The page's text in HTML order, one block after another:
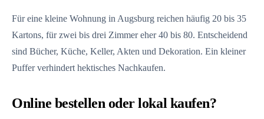
Für eine kleine Wohnung in Augsburg reichen häufig 20 bis 35
Kartons, für zwei bis drei Zimmer eher 40 bis 80. Entscheidend
sind Bücher, Küche, Keller, Akten und Dekoration. Ein kleiner
Puffer verhindert hektisches Nachkaufen.
Online bestellen oder lokal kaufen?